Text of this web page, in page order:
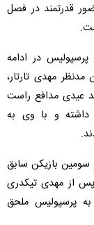
قدرتمند در فصل
پرسپولیس در ادامه
مدنظر مهدی تارتار،
عیدی مدافع راست
داشته و با وی به
سومین بازیکن سابق
از مهدی تیکدری
به پرسپولیس ملحق